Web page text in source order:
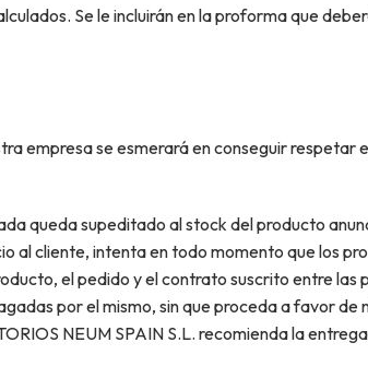
Se le incluirán en la proforma que
empresa se esmerará en conseguir respetar
queda supeditado al stock del producto
al cliente, intenta en todo momento que los
el pedido y el contrato suscrito entre
por el mismo, sin que proceda a favor de
NEUM SPAIN S.L. recomienda la